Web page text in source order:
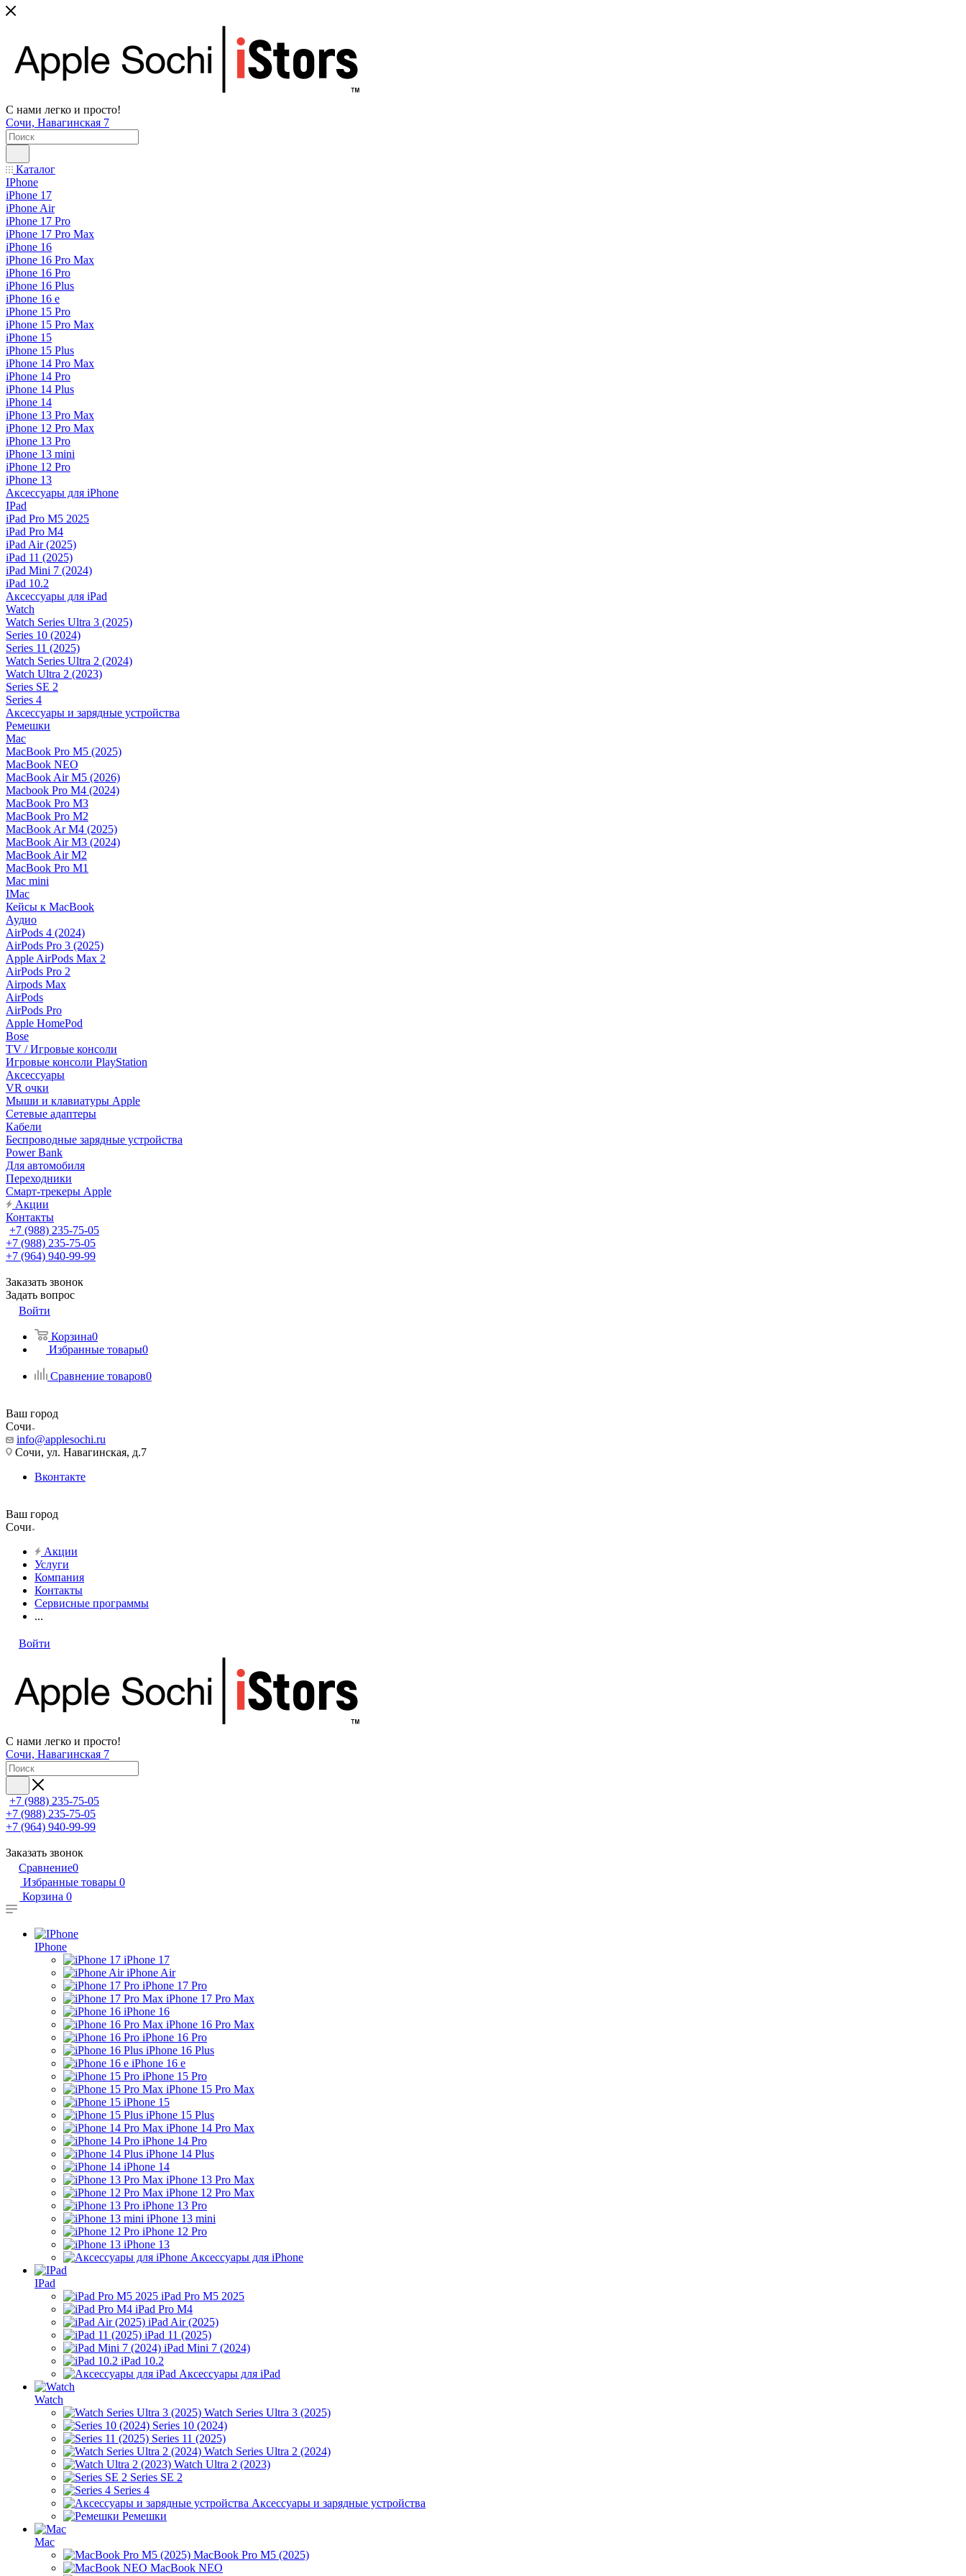
С нами легко и просто!
Сочи, Навагинская 7
Каталог
IPhone
iPhone 17
iPhone Air
iPhone 17 Pro
iPhone 17 Pro Max
iPhone 16
iPhone 16 Pro Max
iPhone 16 Pro
iPhone 16 Plus
iPhone 16 e
iPhone 15 Pro
iPhone 15 Pro Max
iPhone 15
iPhone 15 Plus
iPhone 14 Pro Max
iPhone 14 Pro
iPhone 14 Plus
iPhone 14
iPhone 13 Pro Max
iPhone 12 Pro Max
iPhone 13 Pro
iPhone 13 mini
iPhone 12 Pro
iPhone 13
Аксессуары для iPhone
IPad
iPad Pro M5 2025
iPad Pro M4
iPad Air (2025)
iPad 11 (2025)
iPad Mini 7 (2024)
iPad 10.2
Аксессуары для iPad
Watch
Watch Series Ultra 3 (2025)
Series 10 (2024)
Series 11 (2025)
Watch Series Ultra 2 (2024)
Watch Ultra 2 (2023)
Series SE 2
Series 4
Аксессуары и зарядные устройства
Ремешки
Mac
MacBook Pro M5 (2025)
MacBook NEO
MacBook Air M5 (2026)
Macbook Pro M4 (2024)
MacBook Pro M3
MacBook Pro M2
MacBook Ar M4 (2025)
MacBook Air M3 (2024)
MacBook Air M2
MacBook Pro M1
Mac mini
IMac
Кейсы к MacBook
Аудио
AirPods 4 (2024)
AirPods Pro 3 (2025)
Apple AirPods Max 2
AirPods Pro 2
Airpods Max
AirPods
AirPods Pro
Apple HomePod
Bose
TV / Игровые консоли
Игровые консоли PlayStation
Аксессуары
VR очки
Мыши и клавиатуры Apple
Сетевые адаптеры
Кабели
Беспроводные зарядные устройства
Power Bank
Для автомобиля
Переходники
Смарт-трекеры Apple
Акции
Контакты
+7 (988) 235-75-05
+7 (988) 235-75-05
+7 (964) 940-99-99
Заказать звонок
Задать вопрос
Войти
Корзина0
Избранные товары0
Сравнение товаров0
Ваш город
Сочи
info@applesochi.ru
Сочи, ул. Навагинская, д.7
Вконтакте
Ваш город
Сочи
Акции
Услуги
Компания
Контакты
Сервисные программы
...
Войти
С нами легко и просто!
Сочи, Навагинская 7
+7 (988) 235-75-05
+7 (988) 235-75-05
+7 (964) 940-99-99
Заказать звонок
Сравнение0
Избранные товары 0
Корзина 0
IPhone
iPhone 17
iPhone Air
iPhone 17 Pro
iPhone 17 Pro Max
iPhone 16
iPhone 16 Pro Max
iPhone 16 Pro
iPhone 16 Plus
iPhone 16 e
iPhone 15 Pro
iPhone 15 Pro Max
iPhone 15
iPhone 15 Plus
iPhone 14 Pro Max
iPhone 14 Pro
iPhone 14 Plus
iPhone 14
iPhone 13 Pro Max
iPhone 12 Pro Max
iPhone 13 Pro
iPhone 13 mini
iPhone 12 Pro
iPhone 13
Аксессуары для iPhone
IPad
iPad Pro M5 2025
iPad Pro M4
iPad Air (2025)
iPad 11 (2025)
iPad Mini 7 (2024)
iPad 10.2
Аксессуары для iPad
Watch
Watch Series Ultra 3 (2025)
Series 10 (2024)
Series 11 (2025)
Watch Series Ultra 2 (2024)
Watch Ultra 2 (2023)
Series SE 2
Series 4
Аксессуары и зарядные устройства
Ремешки
Mac
MacBook Pro M5 (2025)
MacBook NEO